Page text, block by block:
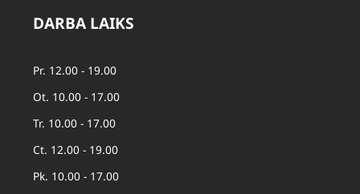
DARBA LAIKS
Pr. 12.00 - 19.00
Ot. 10.00 - 17.00
Tr. 10.00 - 17.00
Ct. 12.00 - 19.00
Pk. 10.00 - 17.00